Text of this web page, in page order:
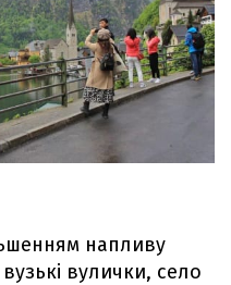
напливу
вулички, село